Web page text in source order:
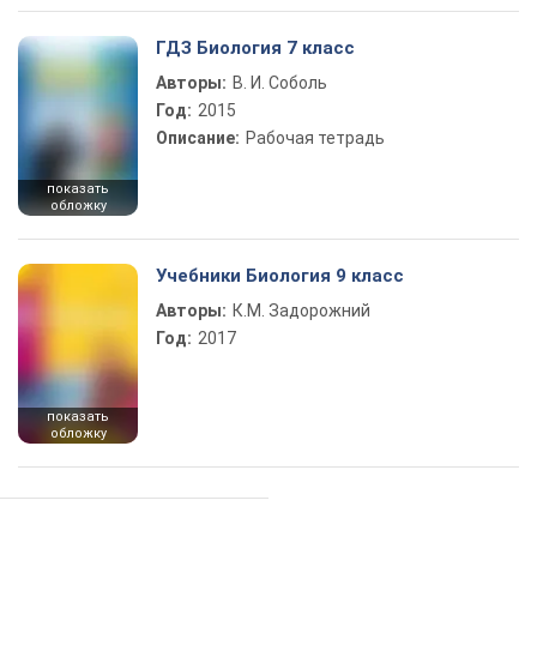
показать
обложку
ГДЗ Биология 7 класс
Авторы: В. И. Соболь
Год: 2015
Описание: Рабочая тетрадь
показать
обложку
Учебники Биология 9 класс
Авторы: К.М. Задорожний
Год: 2017